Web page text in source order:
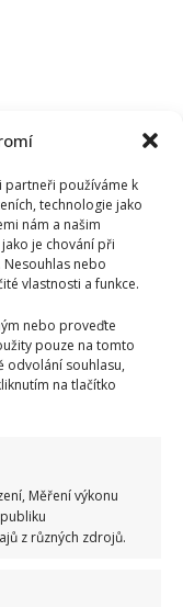
partneři používáme k
technologie jako
nám a našim
je chování při
nebo
vlastnosti a funkce.
nebo proveďte
pouze na tomto
odvolání souhlasu,
na tlačítko
Měření výkonu
z různých zdrojů.